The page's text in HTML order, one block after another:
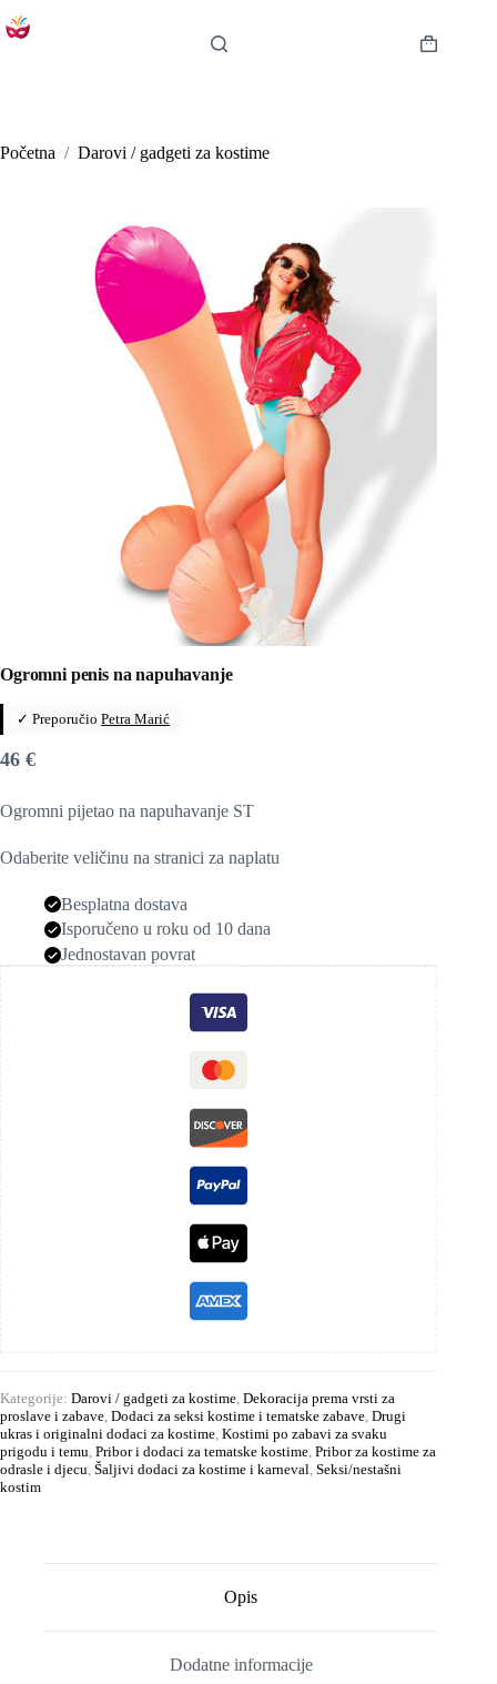
na
Košarica
Početna / Darovi / gadgeti za kostime
Ogromni penis na napuhavanje
✓ Preporučio Petra Marić
46 €
Ogromni pijetao na napuhavanje ST
Odaberite veličinu na stranici za naplatu
Besplatna dostava
Isporučeno u roku od 10 dana
Jednostavan povrat
Kategorije: Darovi / gadgeti za kostime, Dekoracija prema vrsti za
proslave i zabave, Dodaci za seksi kostime i tematske zabave, Drugi
ukras i originalni dodaci za kostime, Kostimi po zabavi za svaku
prigodu i temu, Pribor i dodaci za tematske kostime, Pribor za kostime za
odrasle i djecu, Šaljivi dodaci za kostime i karneval, Seksi/nestašni
kostim
Opis
Dodatne informacije